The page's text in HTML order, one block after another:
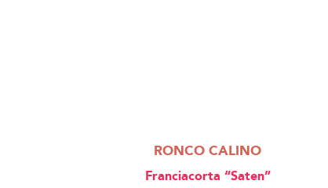
RONCO CALINO
Franciacorta “Saten”